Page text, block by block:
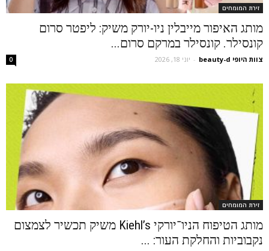
זירת המומחים
מותג האיפור מייבלין ניו-יורק משיק: ליפטר סרום
קונסילר. קונסילר במרקם סרום...
צוות היופי beauty-d - יוני 18, 2026 0
זירת המומחים
מותג הטיפוח הניו־יורקי Kiehl’s משיק תכשיר לצמצום
נקבוביות והחלקת העור: ...